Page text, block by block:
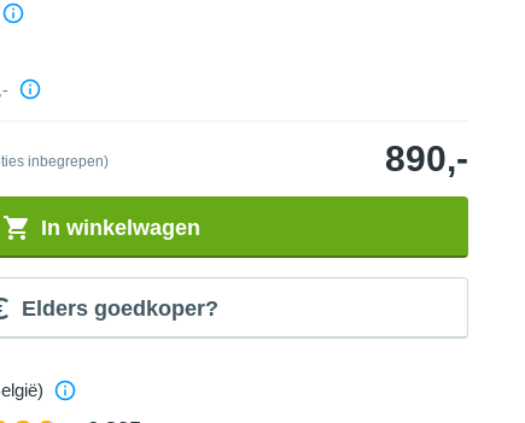
inbegrepen) 890,-
In winkelwagen
Elders goedkoper?